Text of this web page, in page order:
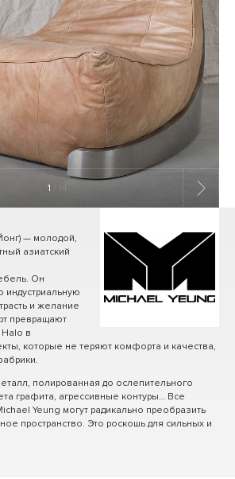
1 / 14
— молодой,
азиатский
Он
и желание
превращают
в
которые не теряют комфорта и качества,
полированная до ослепительного
графита, агрессивные контуры… Все
Yeung могут радикально преобразить
пространство. Это роскошь для сильных и